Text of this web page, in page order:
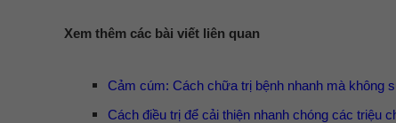
Xem thêm các bài viết liên quan
Cảm cúm: Cách chữa trị bệnh nhanh mà không
Cách điều trị để cải thiện nhanh chóng các triệu